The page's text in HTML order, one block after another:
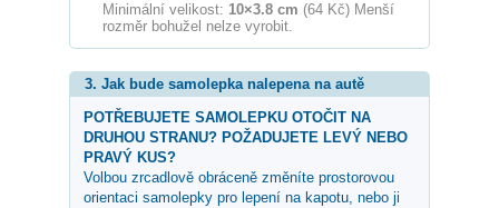
Minimální velikost: 10×3.8 cm (64 Kč) Menší
rozměr bohužel nelze vyrobit.
3. Jak bude samolepka nalepena na autě
POTŘEBUJETE SAMOLEPKU OTOČIT NA
DRUHOU STRANU? POŽADUJETE LEVÝ NEBO
PRAVÝ KUS?
Volbou zrcadlově obráceně změníte prostorovou
orientaci samolepky pro lepení na kapotu, nebo ji